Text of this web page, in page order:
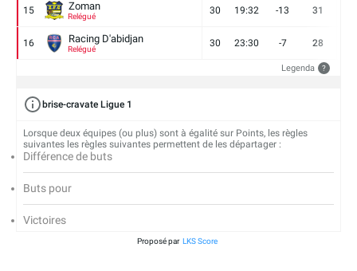
15 Zoman
Relégué
30 19:32 -13 31
16 Racing D'abidjan
Relégué
30 23:30 -7 28
Legenda ?
brise-cravate Ligue 1
Lorsque deux équipes (ou plus) sont à égalité sur Points, les règles
suivantes les règles suivantes permettent de les départager :
Différence de buts
Buts pour
Victoires
Proposé par LKS Score